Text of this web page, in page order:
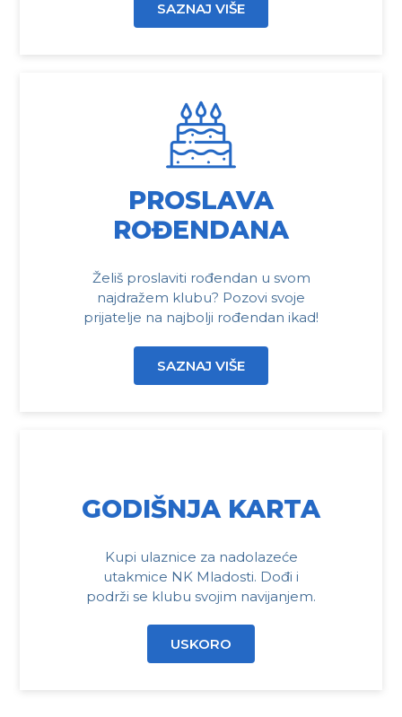
SAZNAJ VIŠE
PROSLAVA
ROĐENDANA
Želiš proslaviti rođendan u svom
najdražem klubu? Pozovi svoje
prijatelje na najbolji rođendan ikad!
SAZNAJ VIŠE
GODIŠNJA KARTA
Kupi ulaznice za nadolazeće
utakmice NK Mladosti. Dođi i
podrži se klubu svojim navijanjem.
USKORO